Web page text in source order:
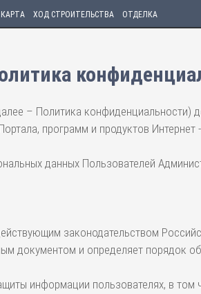
КАРТА ХОД СТРОИТЕЛЬСТВА ОТДЕЛКА
– Политика конфиденциальности)
программ и продуктов Интернет
данных Пользователей
законодательством
документом и определяет порядок
информации пользователях, в том